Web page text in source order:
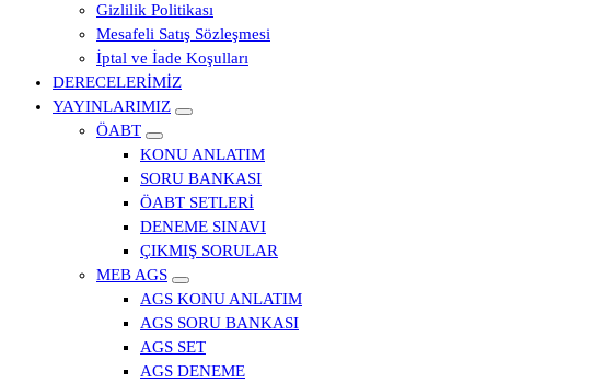
Gizlilik Politikası
Mesafeli Satış Sözleşmesi
İptal ve İade Koşulları
DERECELERİMİZ
YAYINLARIMIZ
ÖABT
KONU ANLATIM
SORU BANKASI
ÖABT SETLERİ
DENEME SINAVI
ÇIKMIŞ SORULAR
MEB AGS
AGS KONU ANLATIM
AGS SORU BANKASI
AGS SET
AGS DENEME